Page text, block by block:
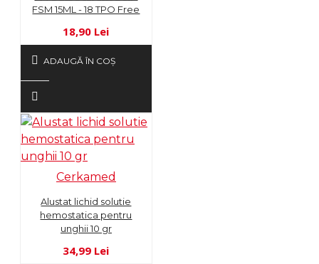
FSM 15ML - 18 TPO Free
18,90 Lei
ADAUGĂ ÎN COŞ
Cerkamed
Alustat lichid solutie
hemostatica pentru
unghii 10 gr
34,99 Lei